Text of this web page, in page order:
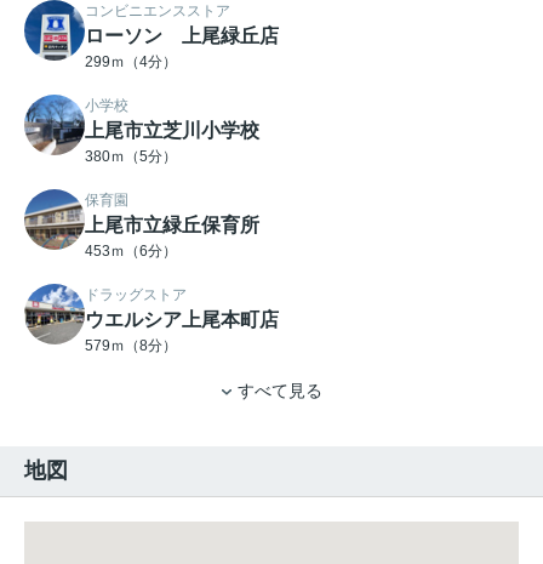
コンビニエンスストア
ローソン 上尾緑丘店
299ｍ（4分）
小学校
上尾市立芝川小学校
380ｍ（5分）
保育園
上尾市立緑丘保育所
453ｍ（6分）
ドラッグストア
ウエルシア上尾本町店
579ｍ（8分）
すべて見る
地図